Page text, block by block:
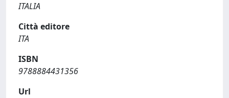
ITALIA
Città editore
ITA
ISBN
9788884431356
Url